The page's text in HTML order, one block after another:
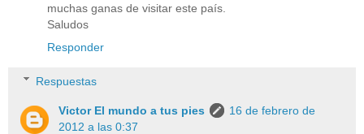
muchas ganas de visitar este país.
Saludos
Responder
Respuestas
Victor El mundo a tus pies
16 de febrero de
2012 a las 0:37